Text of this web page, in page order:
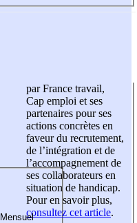
par France travail,
Cap emploi et ses
partenaires pour ses
actions concrètes en
faveur du recrutement,
de l’intégration et de
l’accompagnement de
ses collaborateurs en
situation de handicap.
Pour en savoir plus,
consultez cet article.